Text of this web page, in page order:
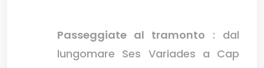
Passeggiate al tramonto : dal
lungomare Ses Variades a Cap